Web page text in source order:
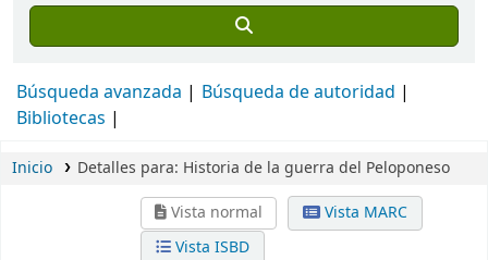
Búsqueda avanzada
Búsqueda de autoridad
Bibliotecas
Inicio Detalles para: Historia de la guerra del Peloponeso
Vista normal
Vista MARC
Vista ISBD